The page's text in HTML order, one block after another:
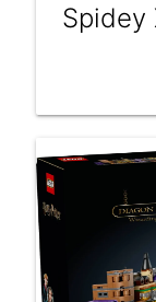
Spidey